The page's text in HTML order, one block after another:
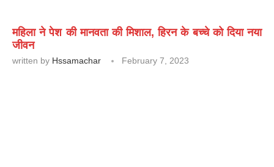
महिला ने पेश की मानवता की मिशाल, हिरन के बच्चे को दिया नया
जीवन
written by Hssamachar February 7, 2023